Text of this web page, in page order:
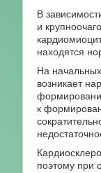
В
и
находятся
На
возникает
к
поэтому при